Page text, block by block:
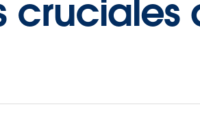
cruciales